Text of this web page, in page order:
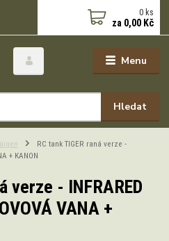
Menu
Hledat
0 ks
za 0,00 Kč
RC tank TIGER raná verze -
+ KANON
verze - INFRARED
VANA +